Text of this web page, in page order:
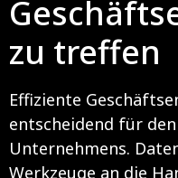
zu treffen
Effiziente
entscheidend für
Unternehmens.
Werkzeuge an die